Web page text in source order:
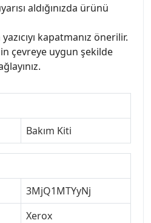
aldığınızda ürünü
kapatmanız önerilir.
çevreye uygun şekilde
Bakım Kiti
3MjQ1MTYyNj
Xerox